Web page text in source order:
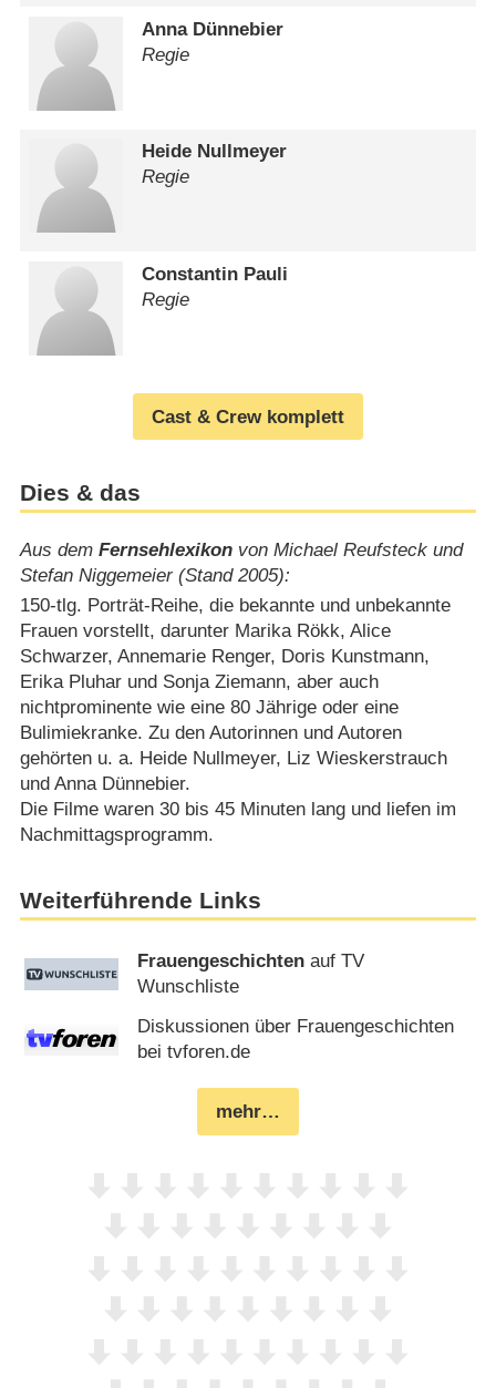
Anna Dünnebier
Regie
Heide Nullmeyer
Regie
Constantin Pauli
Regie
Cast & Crew komplett
Dies & das
Aus dem Fernsehlexikonvon Michael Reufsteck und
Stefan Niggemeier (Stand 2005):
150-tlg. Porträt-Reihe, die bekannte und unbekannte
Frauen vorstellt, darunter Marika Rökk, Alice
Schwarzer, Annemarie Renger, Doris Kunstmann,
Erika Pluhar und Sonja Ziemann, aber auch
nichtprominente wie eine 80 Jährige oder eine
Bulimiekranke. Zu den Autorinnen und Autoren
gehörten u. a. Heide Nullmeyer, Liz Wieskerstrauch
und Anna Dünnebier.
Die Filme waren 30 bis 45 Minuten lang und liefen im
Nachmittagsprogramm.
Weiterführende Links
Frauengeschichten auf TV
Wunschliste
Diskussionen über Frauengeschichten
bei tvforen.de
mehr…